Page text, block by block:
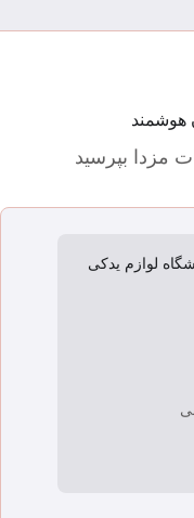
هوشمند
مزدا بپرسید
لوازم یدکی